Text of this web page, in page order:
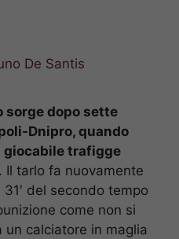
De Santis
sorge dopo sette
Dnipro, quando
giocabile trafigge
. Il tarlo fa nuovamente
del secondo tempo
come non si
calciatore in maglia